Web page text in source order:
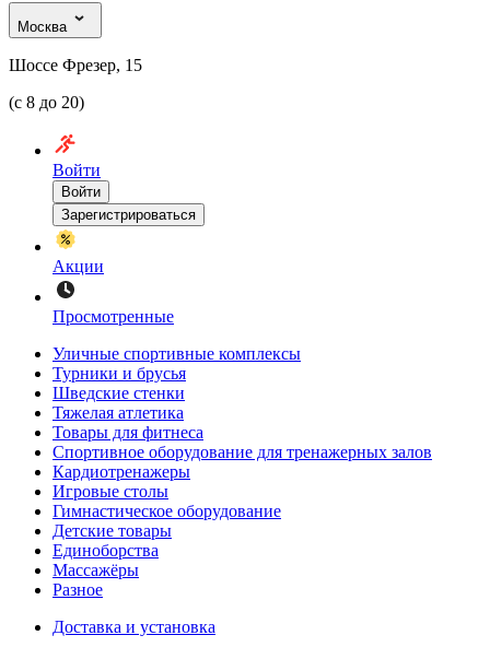
Москва
Шоссе Фрезер, 15
(с 8 до 20)
Войти
Войти
Зарегистрироваться
Акции
Просмотренные
Уличные спортивные комплексы
Турники и брусья
Шведские стенки
Тяжелая атлетика
Товары для фитнеса
Спортивное оборудование для тренажерных залов
Кардиотренажеры
Игровые столы
Гимнастическое оборудование
Детские товары
Единоборства
Массажёры
Разное
Доставка и установка